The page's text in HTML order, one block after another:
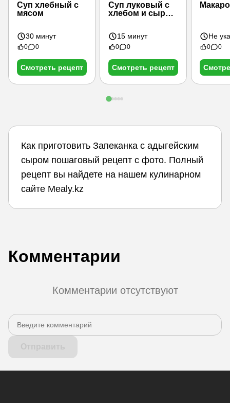
Суп хлебный с
мясом
30 минут
0 0
Смотреть рецепт
Суп луковый с
хлебом и сыром
15 минут
0 0
Смотреть рецепт
Не
0 0
Как приготовить Запеканка с адыгейским
сыром пошаговый рецепт с фото. Полный
рецепт вы найдете на нашем кулинарном
сайте Mealy.kz
Комментарии
Комментарии отсутствуют